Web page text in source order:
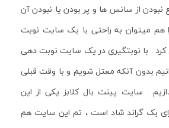
از سانس ها و پر بودن یا نبودن آن
میتوان به راحتی با یک سایت نوبت
کرد . با نوبتگیری در یک سایت نوبت دهی
بدون آنکه معتل شویم و با وقت قبلی
. سایت پینت بال کلابز یکی از این
بک گراند شاد است ، تم این سایت هم